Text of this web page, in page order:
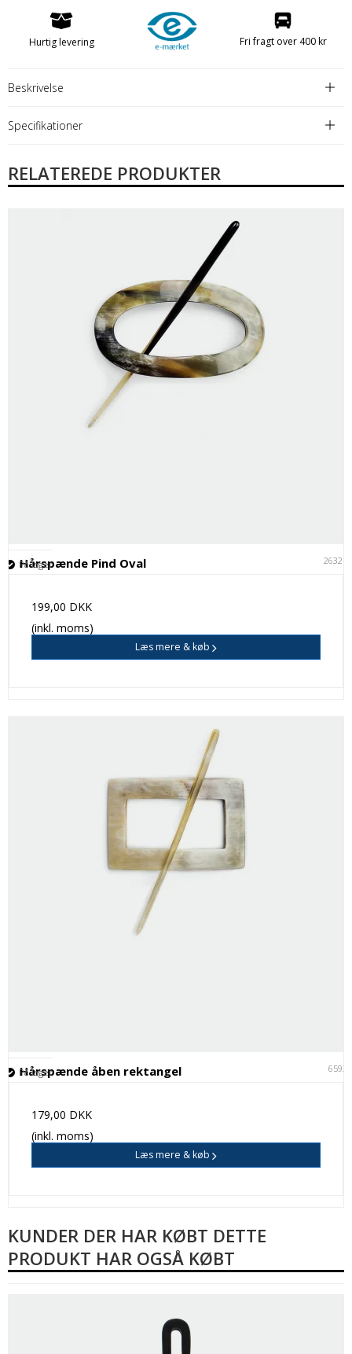
Hurtig levering Fri fragt over 400 kr
Beskrivelse
Specifikationer
RELATEREDE PRODUKTER
Hårspænde Pind Oval 26321
På lager
199,00 DKK
(inkl. moms)
Læs mere & køb
Hårspænde åben rektangel 6593
På lager
179,00 DKK
(inkl. moms)
Læs mere & køb
KUNDER DER HAR KØBT DETTE
PRODUKT HAR OGSÅ KØBT